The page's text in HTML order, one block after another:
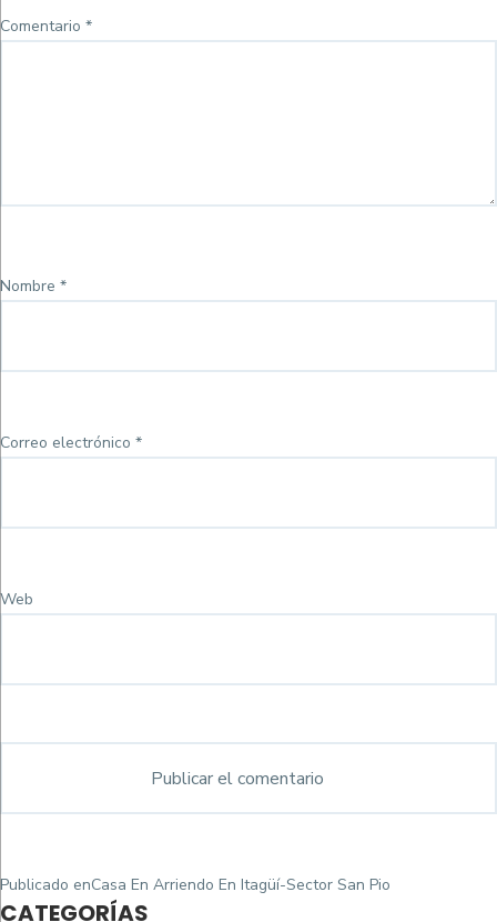
Comentario *
Nombre *
Correo electrónico *
Web
Navegación
de
Publicado enCasa En Arriendo En Itagüí-Sector San Pio
CATEGORÍAS